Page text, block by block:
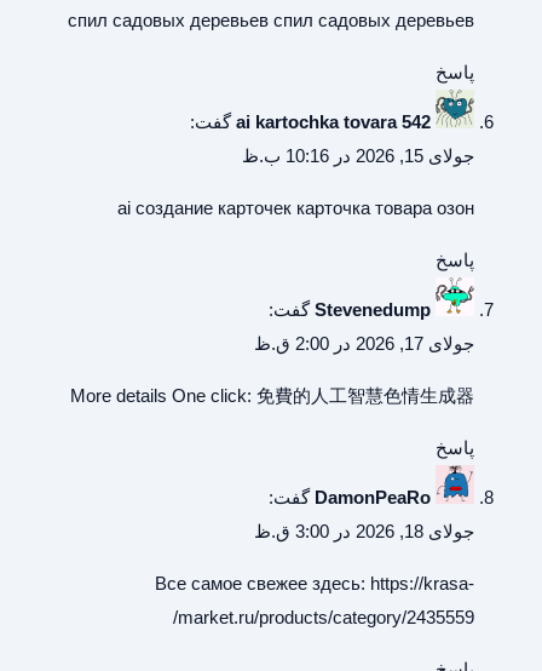
спил садовых деревьев спил садовых деревьев
پاسخ
ai kartochka tovara 542 گفت:
جولای 15, 2026 در 10:16 ب.ظ
ai создание карточек карточка товара озон
پاسخ
Stevenedump گفت:
جولای 17, 2026 در 2:00 ق.ظ
More details One click: 免費的人工智慧色情生成器
پاسخ
DamonPeaRo گفت:
جولای 18, 2026 در 3:00 ق.ظ
Все самое свежее здесь: https://krasa-
market.ru/products/category/2435559/